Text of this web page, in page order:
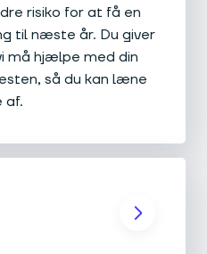
risiko for at få en
til næste år. Du giver
må hjælpe med din
så du kan læne
af.